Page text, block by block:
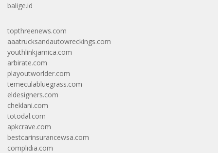
balige.id
topthreenews.com
aaatrucksandautowreckings.com
youthlinkjamica.com
arbirate.com
playoutworlder.com
temeculabluegrass.com
eldesigners.com
cheklani.com
totodal.com
apkcrave.com
bestcarinsurancewsa.com
complidia.com